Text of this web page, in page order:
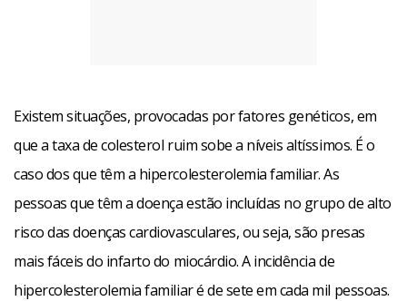
Existem situações, provocadas por fatores genéticos, em
que a taxa de colesterol ruim sobe a níveis altíssimos. É o
caso dos que têm a hipercolesterolemia familiar. As
pessoas que têm a doença estão incluídas no grupo de alto
risco das doenças cardiovasculares, ou seja, são presas
mais fáceis do infarto do miocárdio. A incidência de
hipercolesterolemia familiar é de sete em cada mil pessoas.